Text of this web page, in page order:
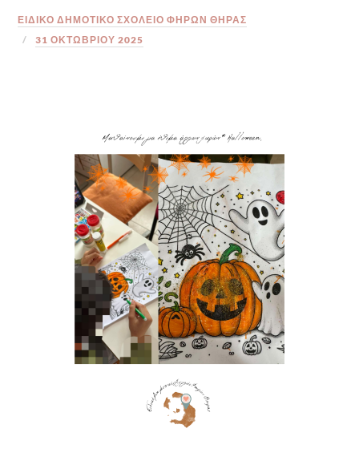
ΕΙΔΙΚΟ ΔΗΜΟΤΙΚΟ ΣΧΟΛΕΙΟ ΦΗΡΩΝ ΘΗΡΑΣ
31 ΟΚΤΩΒΡΊΟΥ 2025